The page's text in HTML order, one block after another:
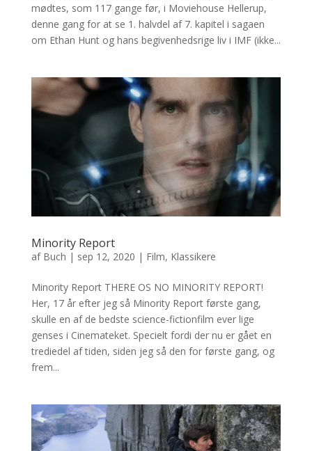
mødtes, som 117 gange før, i Moviehouse Hellerup,
denne gang for at se 1. halvdel af 7. kapitel i sagaen
om Ethan Hunt og hans begivenhedsrige liv i IMF (ikke...
Minority Report
af Buch | sep 12, 2020 | Film, Klassikere
Minority Report THERE OS NO MINORITY REPORT!
Her, 17 år efter jeg så Minority Report første gang,
skulle en af de bedste science-fictionfilm ever lige
genses i Cinemateket. Specielt fordi der nu er gået en
trediedel af tiden, siden jeg så den for første gang, og
frem...